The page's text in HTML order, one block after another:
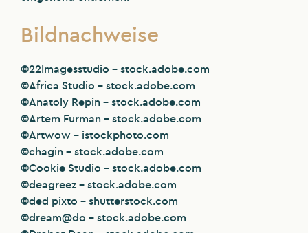
Bildnachweise
©22Imagesstudio – stock.adobe.com
©Africa Studio – stock.adobe.com
©Anatoly Repin – stock.adobe.com
©Artem Furman – stock.adobe.com
©Artwow – istockphoto.com
©chagin – stock.adobe.com
©Cookie Studio – stock.adobe.com
©deagreez – stock.adobe.com
©ded pixto – shutterstock.com
©dream@do – stock.adobe.com